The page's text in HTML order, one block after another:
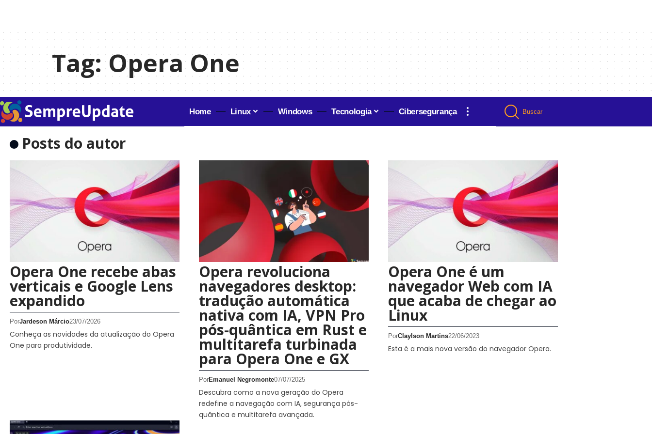
Tag:Opera One
Home Linux Windows Tecnologia Cibersegurança Buscar
Posts do autor
Opera One recebe abas
verticais e Google Lens
expandido
PorJardeson Márcio23/07/2026
Conheça as novidades da atualização do Opera
One para produtividade.
Opera revoluciona
navegadores desktop:
tradução automática
nativa com IA, VPN Pro
pós-quântica em Rust e
multitarefa turbinada
para Opera One e GX
PorEmanuel Negromonte07/07/2025
Descubra como a nova geração do Opera
redefine a navegação com IA, segurança pós-
quântica e multitarefa avançada.
Opera One é um
navegador Web com IA
que acaba de chegar ao
Linux
PorClaylson Martins22/06/2023
Esta é a mais nova versão do navegador Opera.